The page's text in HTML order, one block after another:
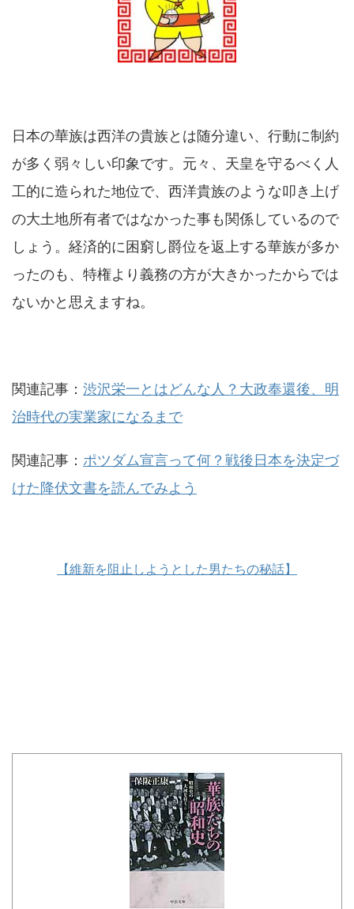
日本の華族は西洋の貴族とは随分違い、行動に制約
が多く弱々しい印象です。元々、天皇を守るべく人
工的に造られた地位で、西洋貴族のような叩き上げ
の大土地所有者ではなかった事も関係しているので
しょう。経済的に困窮し爵位を返上する華族が多か
ったのも、特権より義務の方が大きかったからでは
ないかと思えますね。
関連記事： 渋沢栄一とはどんな人？大政奉還後、明
治時代の実業家になるまで
関連記事： ポツダム宣言って何？戦後日本を決定づ
けた降伏文書を読んでみよう
【維新を阻止しようとした男たちの秘話】